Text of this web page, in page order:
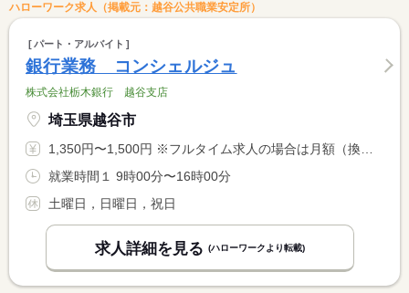
ハローワーク求人（掲載元：越谷公共職業安定所）
パート・アルバイト
銀行業務 コンシェルジュ
株式会社栃木銀行 越谷支店
埼玉県越谷市
1,350円〜1,500円 ※フルタイム求人の場合は月額（換算額）、パート求人の場合は時間額を表示しています。
就業時間１ 9時00分〜16時00分
土曜日，日曜日，祝日
求人詳細を見る (ハローワークより転載)